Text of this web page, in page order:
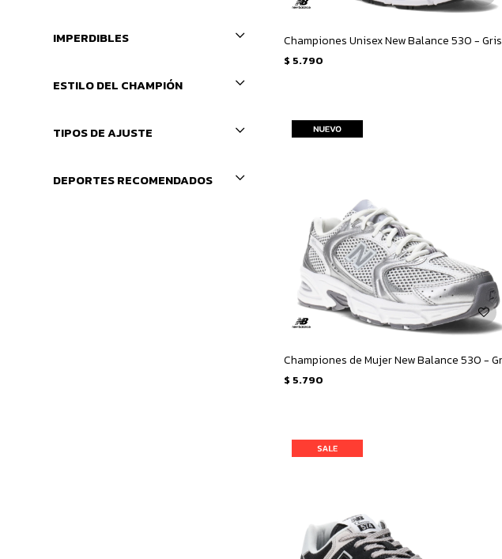
Championes Unisex New Balance 530 - Gris
$ 5.790
$ 5.790
IMPERDIBLES
ESTILO DEL CHAMPIÓN
TIPOS DE AJUSTE
DEPORTES RECOMENDADOS